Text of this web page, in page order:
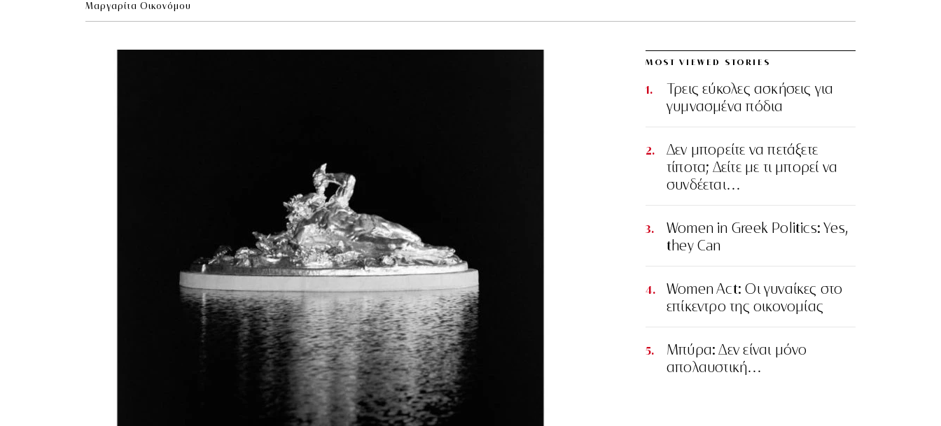
Μαργαρίτα Οικονόμου
MOST VIEWED STORIES
Τρεις εύκολες ασκήσεις για
γυμνασμένα πόδια
Δεν μπορείτε να πετάξετε
τίποτα; Δείτε με τι μπορεί να
συνδέεται…
Women in Greek Politics: Yes,
they Can
Women Act: Οι γυναίκες στο
επίκεντρο της οικονομίας
Μπύρα: Δεν είναι μόνο
απολαυστική…